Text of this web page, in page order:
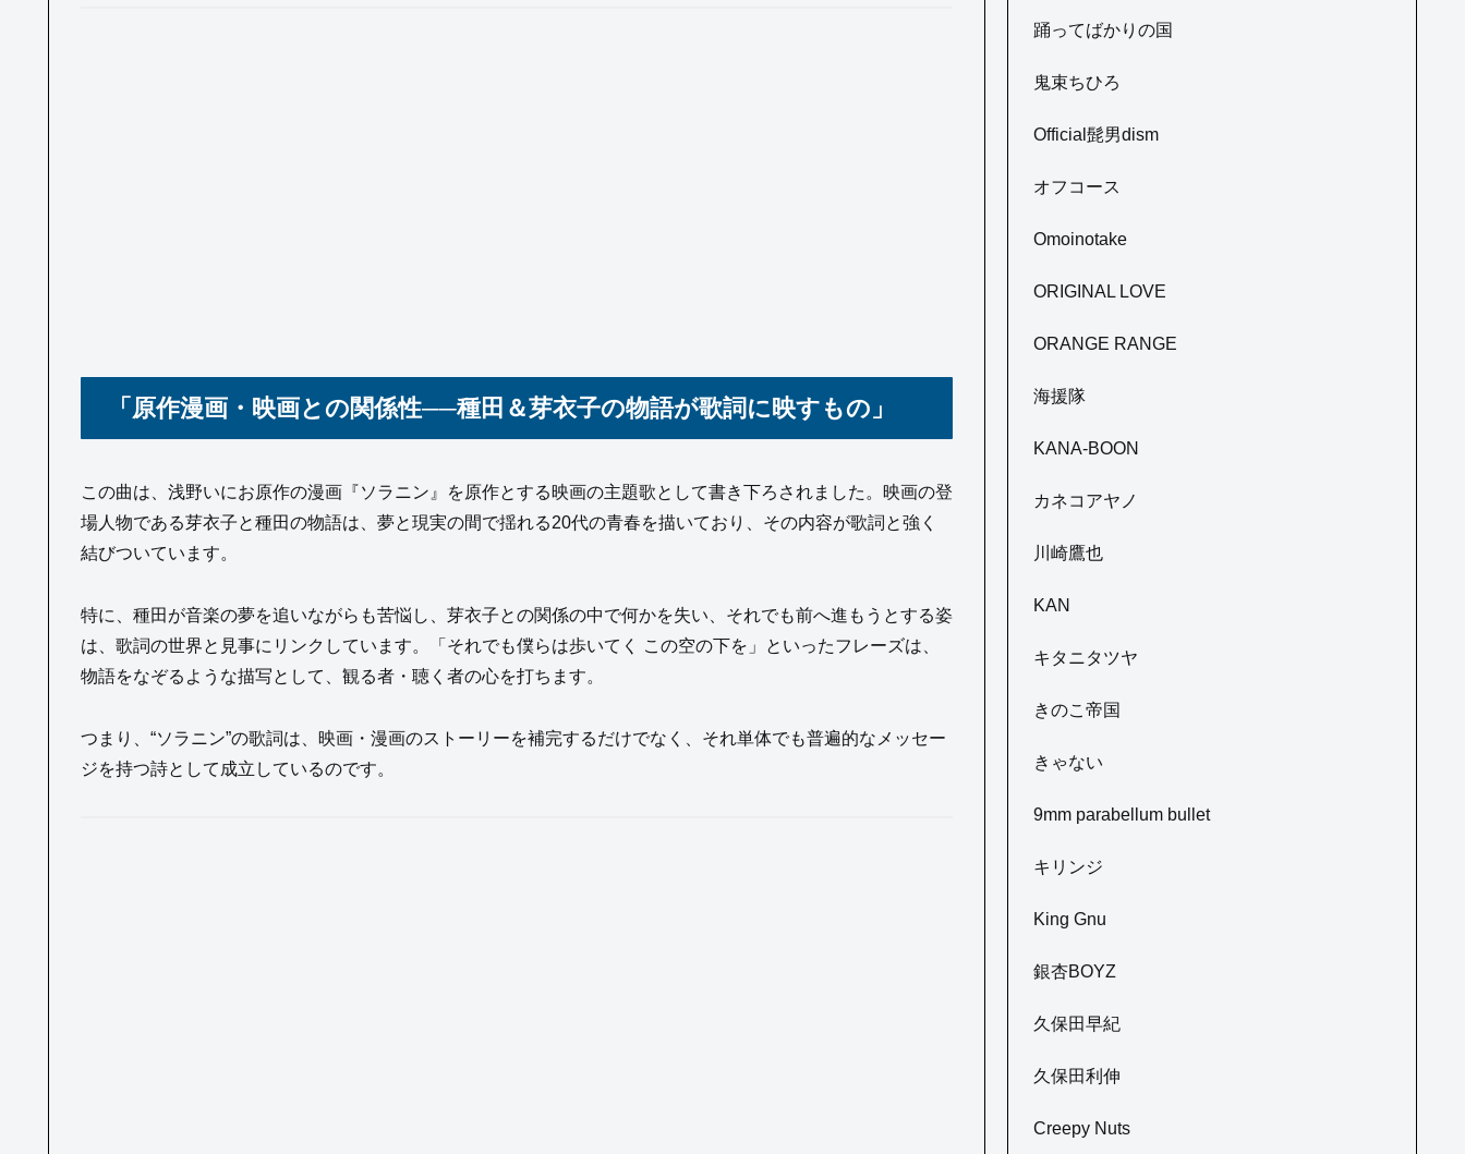
「原作漫画・映画との関係性──種田＆芽衣子の物語が歌詞に映すもの」
この曲は、浅野いにお原作の漫画『ソラニン』を原作とする映画の主題歌として書き下ろされました。映画の登
場人物である芽衣子と種田の物語は、夢と現実の間で揺れる20代の青春を描いており、その内容が歌詞と強く
結びついています。
特に、種田が音楽の夢を追いながらも苦悩し、芽衣子との関係の中で何かを失い、それでも前へ進もうとする姿
は、歌詞の世界と見事にリンクしています。「それでも僕らは歩いてく この空の下を」といったフレーズは、
物語をなぞるような描写として、観る者・聴く者の心を打ちます。
つまり、“ソラニン”の歌詞は、映画・漫画のストーリーを補完するだけでなく、それ単体でも普遍的なメッセー
ジを持つ詩として成立しているのです。
踊ってばかりの国
鬼束ちひろ
Official髭男dism
オフコース
Omoinotake
ORIGINAL LOVE
ORANGE RANGE
海援隊
KANA-BOON
カネコアヤノ
川崎鷹也
KAN
キタニタツヤ
きのこ帝国
きゃない
9mm parabellum bullet
キリンジ
King Gnu
銀杏BOYZ
久保田早紀
久保田利伸
Creepy Nuts